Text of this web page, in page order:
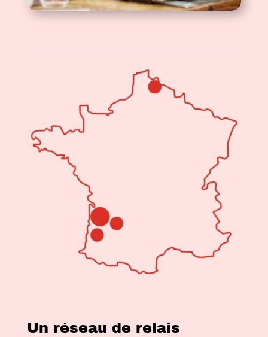
Un réseau de relais